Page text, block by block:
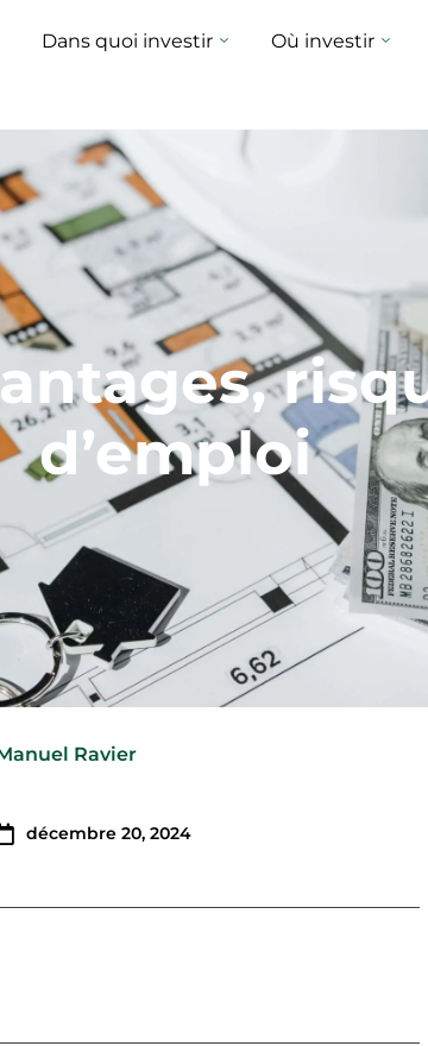
Dans quoi investir Où investir
d’emploi
Ravier
décembre 20, 2024